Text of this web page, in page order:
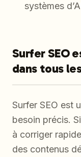
systèmes
Surfer SEO
dans tous
Surfer SEO est
besoin précis.
à corriger
des contenus